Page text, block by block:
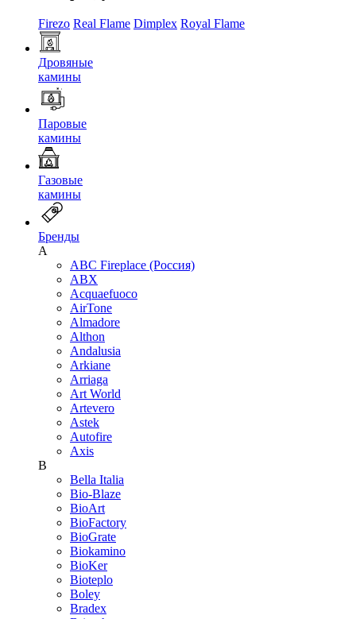
Firezo Real Flame Dimplex Royal Flame
Дровяные
камины
Паровые
камины
Газовые
камины
Бренды
A
ABC Fireplace (Россия)
ABX
Acquaefuoco
AirTone
Almadore
Althon
Andalusia
Arkiane
Arriaga
Art World
Artevero
Astek
Autofire
Axis
B
Bella Italia
Bio-Blaze
BioArt
BioFactory
BioGrate
Biokamino
BioKer
Bioteplo
Boley
Bradex